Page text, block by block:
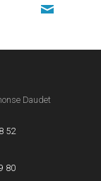
Daudet
52
80